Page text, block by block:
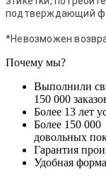
подтверждающий
*Невозможен
Почему мы?
Выполнили
150 000
Более 13 лет
Более 150 000
довольных
Гарантия
Удобная